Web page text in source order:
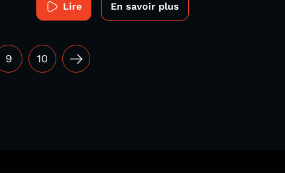
Lire En savoir plus
9 10